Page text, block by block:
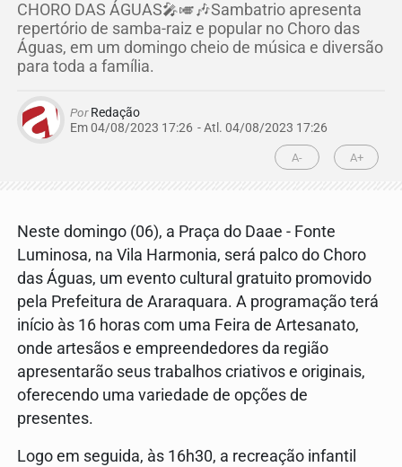
CHORO DAS ÁGUAS🎤🎺🎶Sambatrio apresenta
repertório de samba-raiz e popular no Choro das
Águas, em um domingo cheio de música e diversão
para toda a família.
PorRedação
Em 04/08/2023 17:26 - Atl. 04/08/2023 17:26
A- A+
Neste domingo (06), a Praça do Daae - Fonte
Luminosa, na Vila Harmonia, será palco do Choro
das Águas, um evento cultural gratuito promovido
pela Prefeitura de Araraquara. A programação terá
início às 16 horas com uma Feira de Artesanato,
onde artesãos e empreendedores da região
apresentarão seus trabalhos criativos e originais,
oferecendo uma variedade de opções de
presentes.
Logo em seguida, às 16h30, a recreação infantil